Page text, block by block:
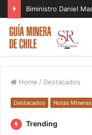
Home / Destacados
Destacados Notas Mineras
Trending